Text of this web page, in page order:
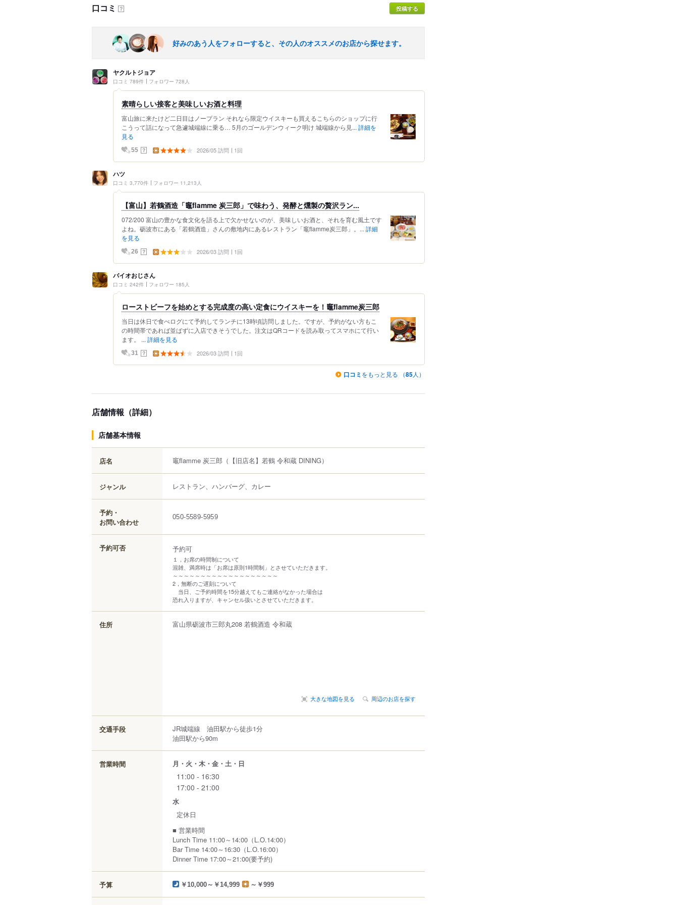
口コミ ？ 投稿する
好みのあう人をフォローすると、その人のオススメのお店から探せます。
ヤクルトジョア
口コミ 789件 フォロワー 728人
素晴らしい接客と美味しいお酒と料理
富山旅に来たけど二日目はノープラン それなら限定ウイスキーも買えるこちらのショップに行
こうって話になって急遽城端線に乗る… 5月のゴールデンウィーク明け 城端線から見... 詳細を
見る
55 ？ 2026/05 訪問 1回
ハツ
口コミ 3,770件 フォロワー 11,213人
【富山】若鶴酒造「竈flamme 炭三郎」で味わう、発酵と燻製の贅沢ラン...
072/200 富山の豊かな食文化を語る上で欠かせないのが、美味しいお酒と、それを育む風土です
よね。砺波市にある「若鶴酒造」さんの敷地内にあるレストラン「竈flamme炭三郎」。... 詳細
を見る
26 ？ 2026/03 訪問 1回
バイオおじさん
口コミ 242件 フォロワー 185人
ローストビーフを始めとする完成度の高い定食にウイスキーを！竈flamme炭三郎
当日は休日で食べログにて予約してランチに13時頃訪問しました。ですが、予約がない方もこ
の時間帯であれば並ばずに入店できそうでした。注文はQRコードを読み取ってスマホにて行い
ます。 ... 詳細を見る
31 ？ 2026/03 訪問 1回
口コミ をもっと見る （85人）
店舗情報（詳細）
店舗基本情報
店名 竈flamme 炭三郎 （【旧店名】若鶴 令和蔵 DINING）
ジャンル レストラン、ハンバーグ、カレー
予約・
お問い合わせ
050-5589-5959
予約可否 予約可
１，お席の時間制について
混雑、満席時は「お席は原則1時間制」とさせていただきます。
～～～～～～～～～～～～～～～～～～～
2，無断のご遅刻について
当日、ご予約時間を15分越えてもご連絡がなかった場合は
恐れ入りますが、キャンセル扱いとさせていただきます。
住所 富山県砺波市三郎丸208 若鶴酒造 令和蔵
大きな地図を見る 周辺のお店を探す
交通手段
JR城端線 油田駅から徒歩1分
油田駅から90m
営業時間 月・火・木・金・土・日
11:00 - 16:30
17:00 - 21:00
水
定休日
■ 営業時間
Lunch Time 11:00～14:00（L.O.14:00）
Bar Time 14:00～16:30（L.O.16:00）
Dinner Time 17:00～21:00(要予約)
予算 ￥10,000～￥14,999 ～￥999